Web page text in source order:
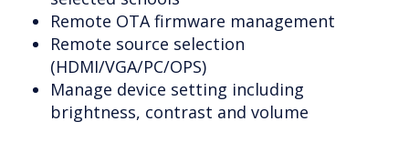
Remote OTA firmware management
Remote source selection
(HDMI/VGA/PC/OPS)
Manage device setting including
brightness, contrast and volume